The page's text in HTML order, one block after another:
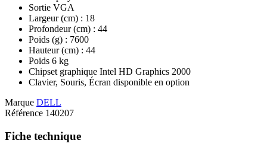
Sortie VGA
Largeur (cm) : 18
Profondeur (cm) : 44
Poids (g) : 7600
Hauteur (cm) : 44
Poids 6 kg
Chipset graphique Intel HD Graphics 2000
Clavier, Souris, Écran disponible en option
Marque DELL
Référence 140207
Fiche technique